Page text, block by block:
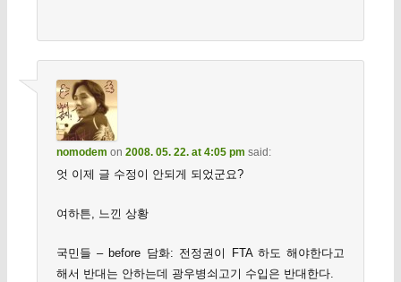
nomodem on 2008. 05. 22. at 4:05 pm said:
엇 이제 글 수정이 안되게 되었군요?
여하튼, 느낀 상황
국민들 – before 담화: 전정권이 FTA 하도 해야한다고
해서 반대는 안하는데 광우병쇠고기 수입은 반대한다.